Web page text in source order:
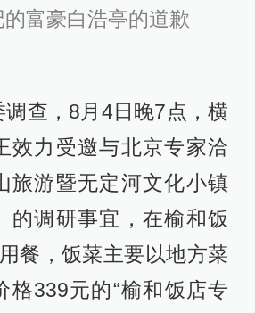
富豪白浩亭的道歉
查，8月4日晚7点，横
效力受邀与北京专家洽
旅游暨无定河文化小镇
的调研事宜，在榆和饭
餐，饭菜主要以地方菜
格339元的“榆和饭店专